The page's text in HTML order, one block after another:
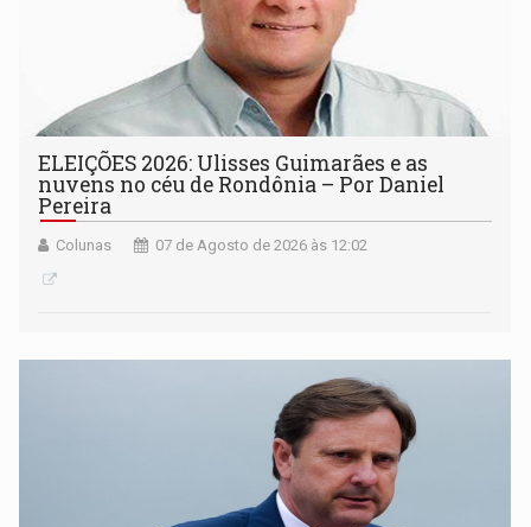
ELEIÇÕES 2026: Ulisses Guimarães e as
nuvens no céu de Rondônia – Por Daniel
Pereira
Colunas 07 de Agosto de 2026 às 12:02